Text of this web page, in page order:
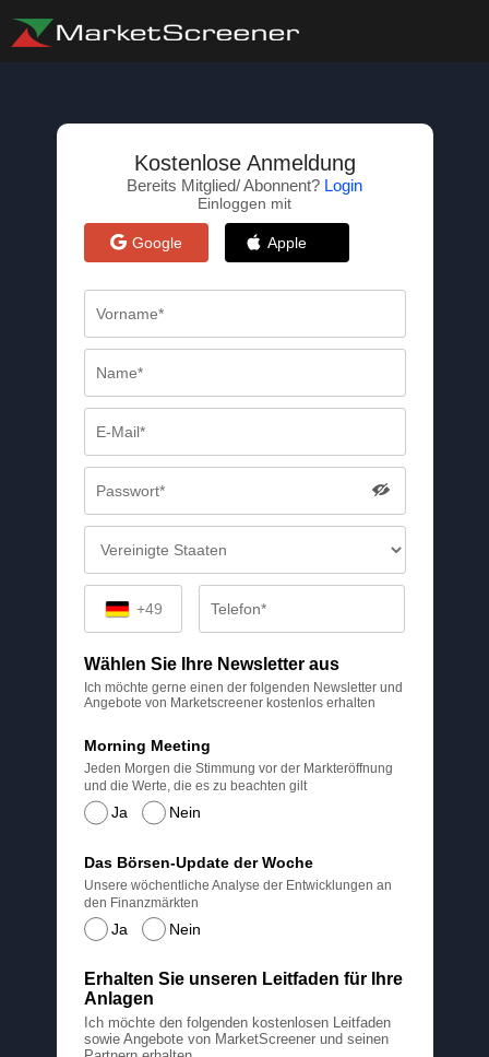
Kostenlose Anmeldung
Bereits Mitglied/ Abonnent? Login
Einloggen mit
Google Apple
+49
Wählen Sie Ihre Newsletter aus
Ich möchte gerne einen der folgenden Newsletter und
Angebote von Marketscreener kostenlos erhalten
Ja Nein
Morning Meeting
Jeden Morgen die Stimmung vor der Markteröffnung
und die Werte, die es zu beachten gilt
Ja Nein
Das Börsen-Update der Woche
Unsere wöchentliche Analyse der Entwicklungen an
den Finanzmärkten
Erhalten Sie unseren Leitfaden für Ihre
Anlagen
Ich möchte den folgenden kostenlosen Leitfaden
sowie Angebote von MarketScreener und seinen